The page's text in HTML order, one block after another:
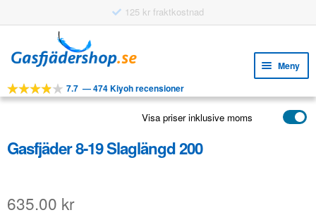
125 kr fraktkostnad
till
navigering
till
innehåll
Meny
VERKTYG
APPLIKATIONER
VANLIGA FRÅGOR
7.7 —474 Kiyoh recensioner
Visa priser inklusive moms
Gasfjäder 8-19 Slaglängd 200
635.00 kr